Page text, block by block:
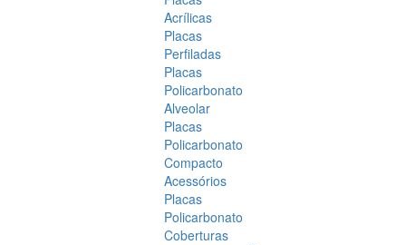
Acrílicas
Placas
Perfiladas
Placas
Policarbonato
Alveolar
Placas
Policarbonato
Compacto
Acessórios
Placas
Policarbonato
Coberturas